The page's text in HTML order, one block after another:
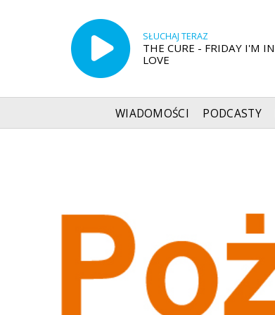
SŁUCHAJ TERAZ
THE CURE - FRIDAY I'M IN
LOVE
WIADOMOŚCI PODCASTY